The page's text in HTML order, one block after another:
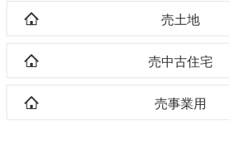
売土地
売中古住宅
売事業用